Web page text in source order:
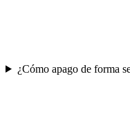
¿Cómo apago de forma